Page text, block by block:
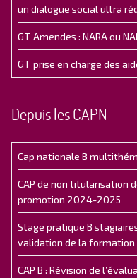
un dialogue social ultra
GT Amendes : NARA ou
GT prise en charge des
Depuis les CAPN
Cap nationale B
CAP de non titularisation
promotion 2024-2025
Stage pratique B
validation de la formation
CAP B : Révision de